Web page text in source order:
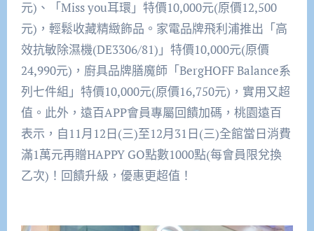
元)、「Miss you耳環」特價10,000元(原價12,500
元)，輕鬆收藏精緻飾品。家電品牌飛利浦推出「高
效抗敏除濕機(DE3306/81)」特價10,000元(原價
24,990元)，廚具品牌膳魔師「BergHOFF Balance系
列七件組」特價10,000元(原價16,750元)，實用又超
值。此外，遠百APP會員專屬回饋加碼，桃園遠百
表示，自11月12日(三)至12月31日(三)全館當日消費
滿1萬元再贈HAPPY GO點數1000點(每會員限兌換
乙次)！回饋升級，優惠更超值！